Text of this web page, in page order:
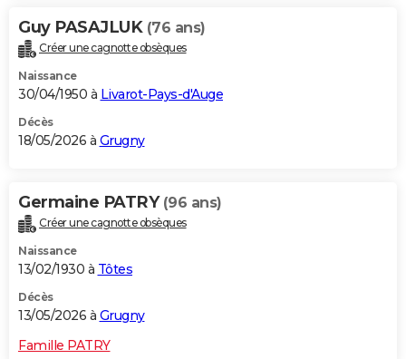
Guy PASAJLUK (76 ans)
Créer une cagnotte obsèques
Naissance
30/04/1950 à Livarot-Pays-d'Auge
Décès
18/05/2026 à Grugny
Germaine PATRY (96 ans)
Créer une cagnotte obsèques
Naissance
13/02/1930 à Tôtes
Décès
13/05/2026 à Grugny
Famille PATRY